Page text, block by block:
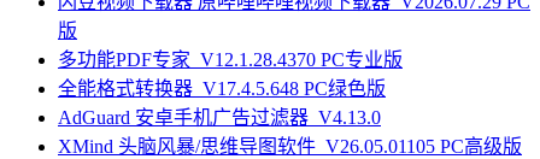
版
多功能PDF专家_V12.1.28.4370 PC专业版
全能格式转换器_V17.4.5.648 PC绿色版
AdGuard 安卓手机广告过滤器_V4.13.0
XMind 头脑风暴/思维导图软件_V26.05.01105 PC高级版